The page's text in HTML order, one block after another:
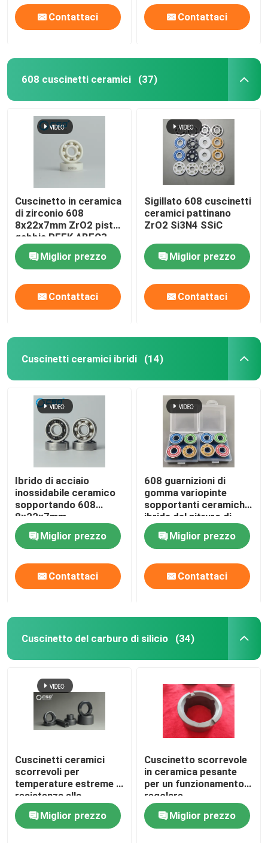
Contattaci Contattaci
608 cuscinetti ceramici (37)
Cuscinetto in ceramica
di zirconio 608
8x22x7mm ZrO2 piste
gabbia PEEK ABEC3
Miglior prezzo
Contattaci
Sigillato 608 cuscinetti
ceramici pattinano
ZrO2 Si3N4 SSiC
Miglior prezzo
Contattaci
Cuscinetti ceramici ibridi (14)
Ibrido di acciaio
inossidabile ceramico
sopportando 608
8×22×7mm
Miglior prezzo
Contattaci
608 guarnizioni di
gomma variopinte
sopportanti ceramiche
ibride del nitruro di
silicio Si3N4
Miglior prezzo
Contattaci
Cuscinetto del carburo di silicio (34)
Cuscinetti ceramici
scorrevoli per
temperature estreme e
resistenza alla
corrosione
Miglior prezzo
Cuscinetto scorrevole
in ceramica pesante
per un funzionamento
regolare
Miglior prezzo